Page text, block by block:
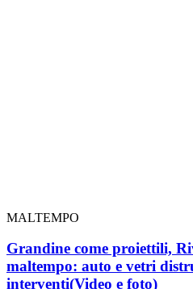
MALTEMPO
Grandine come proiettili,
maltempo: auto e vetri
interventi(Video e foto)